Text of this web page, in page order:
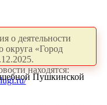
о деятельности
округа «Город
находятся:
Пушкинской